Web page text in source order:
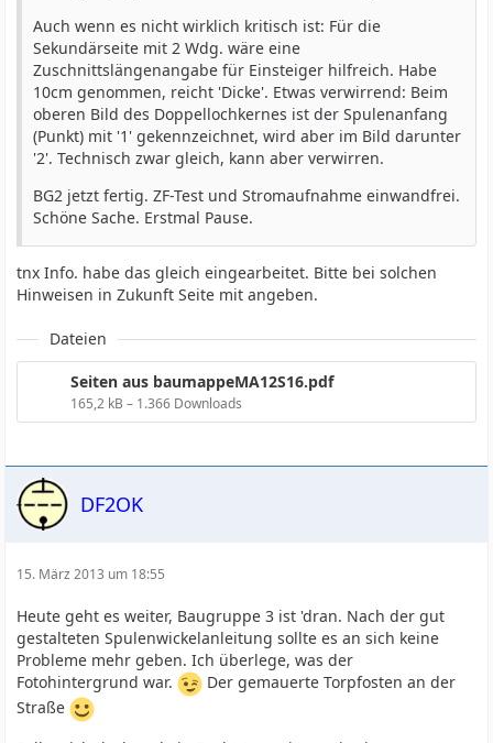
Auch wenn es nicht wirklich kritisch ist: Für die
Sekundärseite mit 2 Wdg. wäre eine
Zuschnittslängenangabe für Einsteiger hilfreich. Habe
10cm genommen, reicht 'Dicke'. Etwas verwirrend: Beim
oberen Bild des Doppellochkernes ist der Spulenanfang
(Punkt) mit '1' gekennzeichnet, wird aber im Bild darunter
'2'. Technisch zwar gleich, kann aber verwirren.
BG2 jetzt fertig. ZF-Test und Stromaufnahme einwandfrei.
Schöne Sache. Erstmal Pause.
tnx Info. habe das gleich eingearbeitet. Bitte bei solchen
Hinweisen in Zukunft Seite mit angeben.
Dateien
Seiten aus baumappeMA12S16.pdf
165,2 kB – 1.366 Downloads
DF2OK
15. März 2013 um 18:55
Heute geht es weiter, Baugruppe 3 ist 'dran. Nach der gut
gestalteten Spulenwickelanleitung sollte es an sich keine
Probleme mehr geben. Ich überlege, was der
Fotohintergrund war.
Der gemauerte Torpfosten an der
Straße